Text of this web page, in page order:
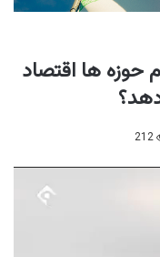
حوزه ها اقتصاد
212